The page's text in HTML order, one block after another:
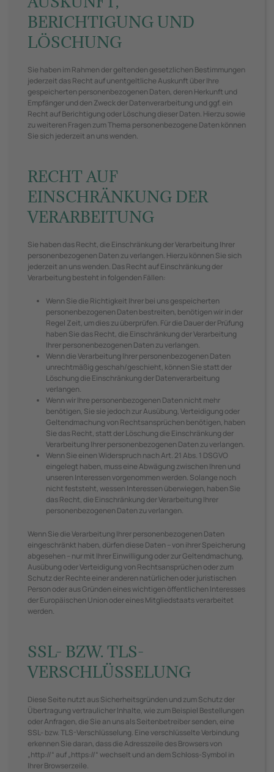
BERICHTIGUNG UND
LÖSCHUNG
Sie haben im Rahmen der geltenden gesetzlichen Bestimmungen
jederzeit das Recht auf unentgeltliche Auskunft über Ihre
gespeicherten personenbezogenen Daten, deren Herkunft und
Empfänger und den Zweck der Datenverarbeitung und ggf. ein
Recht auf Berichtigung oder Löschung dieser Daten. Hierzu sowie
zu weiteren Fragen zum Thema personenbezogene Daten können
Sie sich jederzeit an uns wenden.
RECHT AUF
EINSCHRÄNKUNG DER
VERARBEITUNG
Sie haben das Recht, die Einschränkung der Verarbeitung Ihrer
personenbezogenen Daten zu verlangen. Hierzu können Sie sich
jederzeit an uns wenden. Das Recht auf Einschränkung der
Verarbeitung besteht in folgenden Fällen:
Wenn Sie die Richtigkeit Ihrer bei uns gespeicherten
personenbezogenen Daten bestreiten, benötigen wir in der
Regel Zeit, um dies zu überprüfen. Für die Dauer der Prüfung
haben Sie das Recht, die Einschränkung der Verarbeitung
Ihrer personenbezogenen Daten zu verlangen.
Wenn die Verarbeitung Ihrer personenbezogenen Daten
unrechtmäßig geschah/geschieht, können Sie statt der
Löschung die Einschränkung der Datenverarbeitung
verlangen.
Wenn wir Ihre personenbezogenen Daten nicht mehr
benötigen, Sie sie jedoch zur Ausübung, Verteidigung oder
Geltendmachung von Rechtsansprüchen benötigen, haben
Sie das Recht, statt der Löschung die Einschränkung der
Verarbeitung Ihrer personenbezogenen Daten zu verlangen.
Wenn Sie einen Widerspruch nach Art. 21 Abs. 1 DSGVO
eingelegt haben, muss eine Abwägung zwischen Ihren und
unseren Interessen vorgenommen werden. Solange noch
nicht feststeht, wessen Interessen überwiegen, haben Sie
das Recht, die Einschränkung der Verarbeitung Ihrer
personenbezogenen Daten zu verlangen.
Wenn Sie die Verarbeitung Ihrer personenbezogenen Daten
eingeschränkt haben, dürfen diese Daten – von ihrer Speicherung
abgesehen – nur mit Ihrer Einwilligung oder zur Geltendmachung,
Ausübung oder Verteidigung von Rechtsansprüchen oder zum
Schutz der Rechte einer anderen natürlichen oder juristischen
Person oder aus Gründen eines wichtigen öffentlichen Interesses
der Europäischen Union oder eines Mitgliedstaats verarbeitet
werden.
SSL- BZW. TLS-
VERSCHLÜSSELUNG
Diese Seite nutzt aus Sicherheitsgründen und zum Schutz der
Übertragung vertraulicher Inhalte, wie zum Beispiel Bestellungen
oder Anfragen, die Sie an uns als Seitenbetreiber senden, eine
SSL- bzw. TLS-Verschlüsselung. Eine verschlüsselte Verbindung
erkennen Sie daran, dass die Adresszeile des Browsers von
„http://“ auf „https://“ wechselt und an dem Schloss-Symbol in
Ihrer Browserzeile.